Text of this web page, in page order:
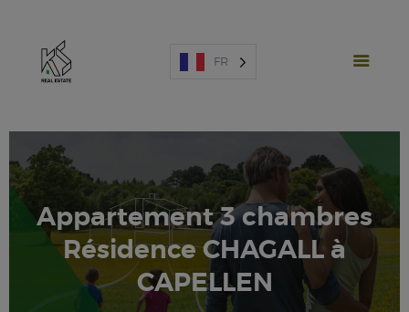
FR
Appartement 3 chambres
Résidence CHAGALL à
CAPELLEN
PROJETS NEUFS
VENTE
LOCATION
ESPAGNE